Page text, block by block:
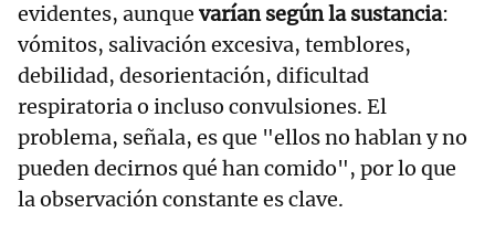
evidentes, aunque varían según la sustancia:
vómitos, salivación excesiva, temblores,
debilidad, desorientación, dificultad
respiratoria o incluso convulsiones. El
problema, señala, es que "ellos no hablan y no
pueden decirnos qué han comido", por lo que
la observación constante es clave.